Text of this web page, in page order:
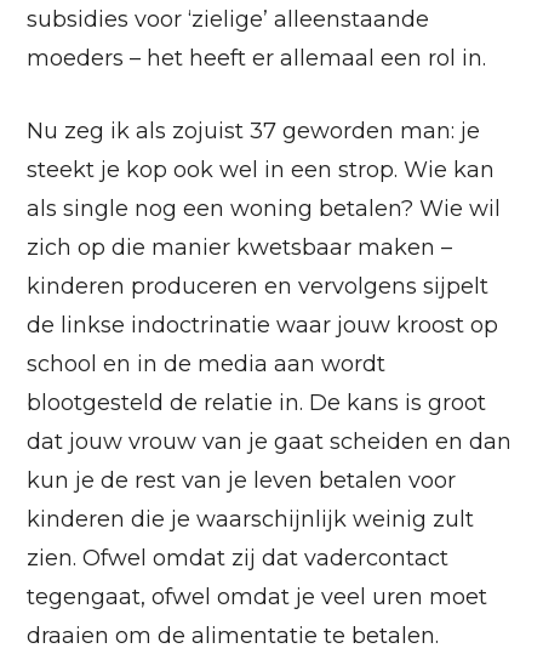
subsidies voor ‘zielige’ alleenstaande
moeders – het heeft er allemaal een rol in.
Nu zeg ik als zojuist 37 geworden man: je
steekt je kop ook wel in een strop. Wie kan
als single nog een woning betalen? Wie wil
zich op die manier kwetsbaar maken –
kinderen produceren en vervolgens sijpelt
de linkse indoctrinatie waar jouw kroost op
school en in de media aan wordt
blootgesteld de relatie in. De kans is groot
dat jouw vrouw van je gaat scheiden en dan
kun je de rest van je leven betalen voor
kinderen die je waarschijnlijk weinig zult
zien. Ofwel omdat zij dat vadercontact
tegengaat, ofwel omdat je veel uren moet
draaien om de alimentatie te betalen.